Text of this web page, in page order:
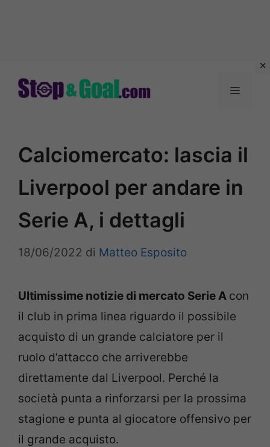
Menu
Calciomercato: lascia il
Liverpool per andare in
Serie A, i dettagli
18/06/2022 di Matteo Esposito
Ultimissime notizie di mercato Serie A con
il club in prima linea riguardo il possibile
acquisto di un grande calciatore per il
ruolo d’attacco che arriverebbe
direttamente dal Liverpool. Perché la
società punta a rinforzarsi per la prossima
stagione e punta al giocatore offensivo per
il grande acquisto.